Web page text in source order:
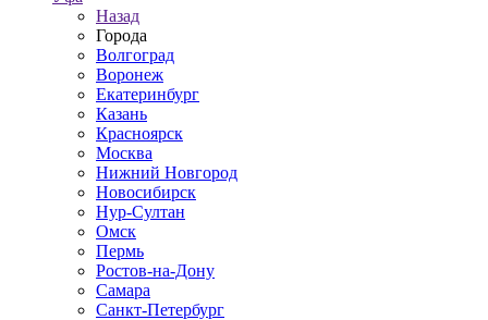
Назад
Города
Волгоград
Воронеж
Екатеринбург
Казань
Красноярск
Москва
Нижний Новгород
Новосибирск
Нур-Султан
Омск
Пермь
Ростов-на-Дону
Самара
Санкт-Петербург